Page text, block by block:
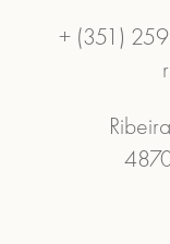
+ (351)